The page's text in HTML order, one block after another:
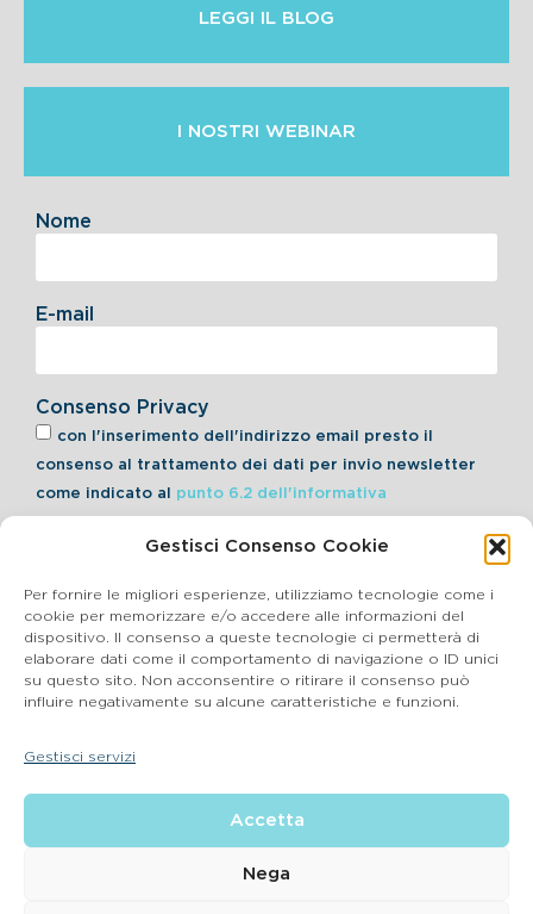
Gestisci Consenso Cookie
Per fornire le migliori esperienze, utilizziamo tecnologie come i
cookie per memorizzare e/o accedere alle informazioni del
dispositivo. Il consenso a queste tecnologie ci permetterà di
elaborare dati come il comportamento di navigazione o ID unici
su questo sito. Non acconsentire o ritirare il consenso può
influire negativamente su alcune caratteristiche e funzioni.
Gestisci servizi
Accetta
Nega
LEGGI IL BLOG
I NOSTRI WEBINAR
Consenso Privacy
con l'inserimento dell'indirizzo email presto il
consenso al trattamento dei dati per invio newsletter
come indicato al punto 6.2 dell'informativa
Nome
E-mail
Iscriviti alla Newsletter
Cookie Policy
P.IVA 03864990134 SDI:SUBM70N REA: BS – 602533 – Capitale
sociale deliberato 34,732.500, i.v. –
| Email: